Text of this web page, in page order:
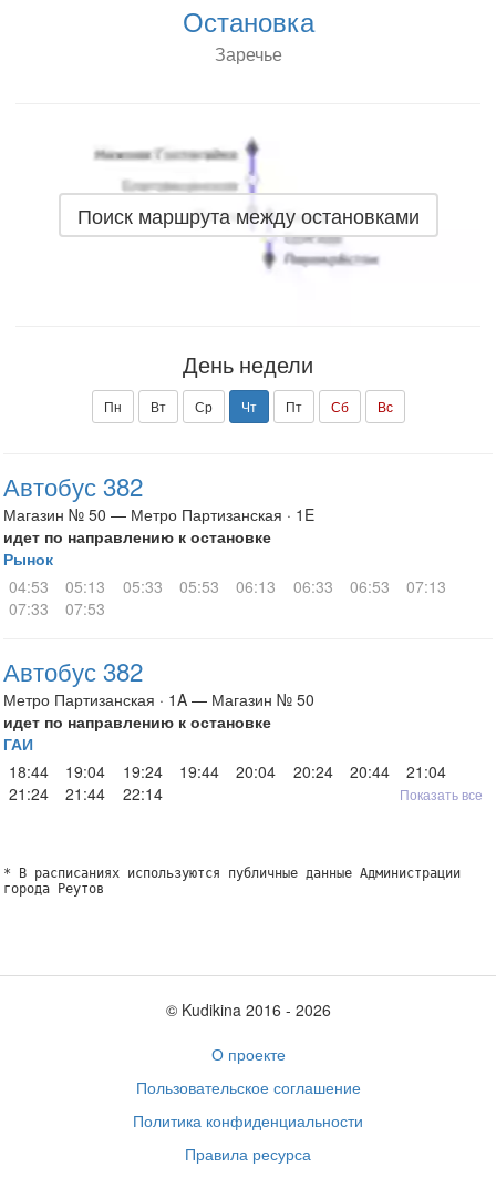
Остановка
Заречье
Поиск маршрута между остановками
День недели
Пн Вт Ср Чт Пт Сб Вс
Автобус 382
Магазин № 50 — Метро Партизанская · 1E
идет по направлению к остановке
Рынок
04:53
05:13 05:33 05:53 06:13 06:33 06:53
07:13
07:33
07:53
Автобус 382
Метро Партизанская · 1A — Магазин № 50
идет по направлению к остановке
ГАИ
18:44
19:04 19:24 19:44 20:04 20:24 20:44
21:04
21:24
21:44 22:14 Показать все
* В расписаниях используются публичные данные Администрации
города Реутов
© Kudikina 2016 ‐ 2026
О проекте
Пользовательское соглашение
Политика конфиденциальности
Правила ресурса